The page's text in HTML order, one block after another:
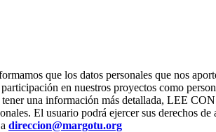
que los datos personales que nos
en nuestros proyectos como
tener una información más detallada,
El usuario podrá ejercer sus derechos
direccion@margotu.org